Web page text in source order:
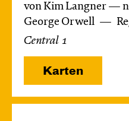
von Kim Langner —
George Orwell
Central 1
Karten